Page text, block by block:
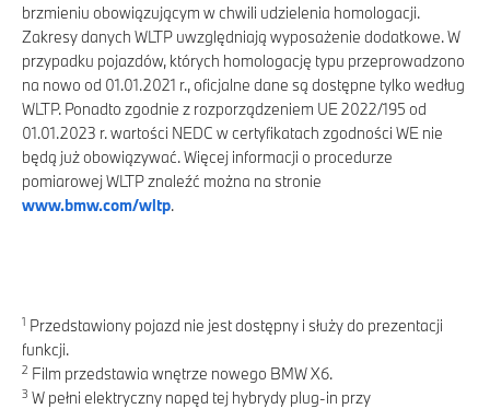
brzmieniu obowiązującym w chwili udzielenia homologacji.
Zakresy danych WLTP uwzględniają wyposażenie dodatkowe. W
przypadku pojazdów, których homologację typu przeprowadzono
na nowo od 01.01.2021 r., oficjalne dane są dostępne tylko według
WLTP. Ponadto zgodnie z rozporządzeniem UE 2022/195 od
01.01.2023 r. wartości NEDC w certyfikatach zgodności WE nie
będą już obowiązywać. Więcej informacji o procedurze
pomiarowej WLTP znaleźć można na stronie
www.bmw.com/wltp.
1 Przedstawiony pojazd nie jest dostępny i służy do prezentacji
funkcji.
2 Film przedstawia wnętrze nowego BMW X6.
3 W pełni elektryczny napęd tej hybrydy plug-in przy